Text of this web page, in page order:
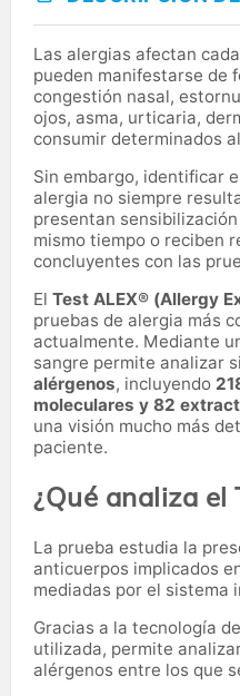
Las alergias afectan
pueden manifestarse de
congestión nasal,
ojos, asma, urticaria,
consumir determinados
Sin embargo, identificar
alergia no siempre
presentan
mismo tiempo o reciben
concluyentes con las
El Test ALEX® (Allergy
pruebas de alergia más
actualmente. Mediante
sangre permite analizar
alérgenos, incluyendo
moleculares y 82
una visión mucho más
paciente.
¿Qué analiza el
La prueba estudia la
anticuerpos implicados
mediadas por el sistema
Gracias a la tecnología
utilizada, permite
alérgenos entre los que